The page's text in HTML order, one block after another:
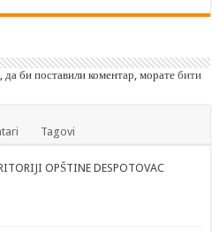
да би поставили коментар, моратебити
Tagovi
OPŠTINE DESPOTOVAC